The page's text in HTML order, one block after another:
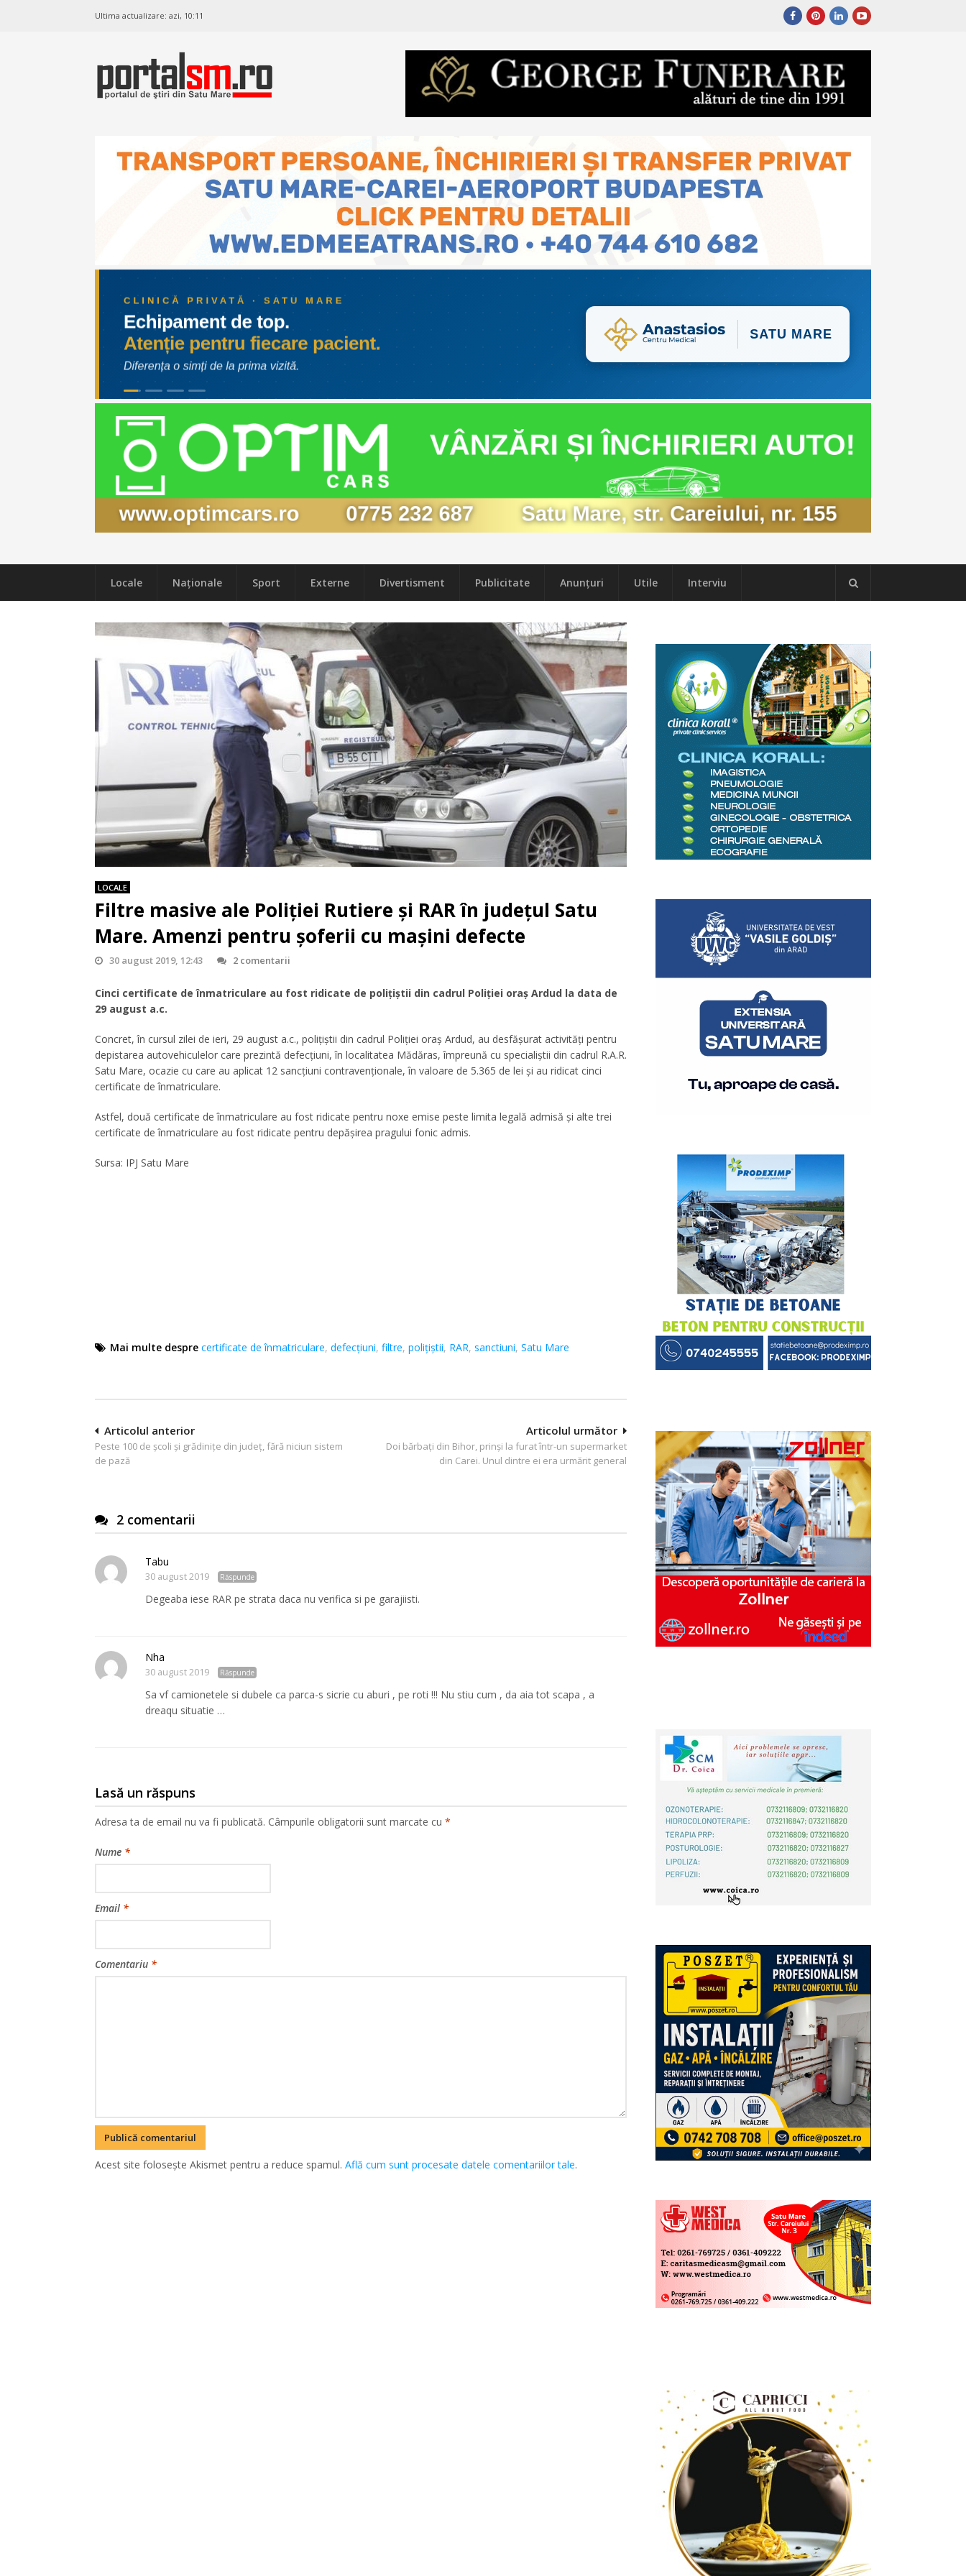
Ultima actualizare: azi, 10:11
Locale Naţionale Sport Externe Divertisment Publicitate Anunțuri Utile Interviu
LOCALE
Filtre masive ale Poliției Rutiere și RAR în județul Satu
Mare. Amenzi pentru șoferii cu mașini defecte
30 august 2019, 12:43 2 comentarii
Cinci certificate de înmatriculare au fost ridicate de polițiștii din cadrul Poliției oraș Ardud la data de
29 august a.c.
Concret, în cursul zilei de ieri, 29 august a.c., polițiștii din cadrul Poliției oraș Ardud, au desfășurat activități pentru
depistarea autovehiculelor care prezintă defecțiuni, în localitatea Mădăras, împreună cu specialiștii din cadrul R.A.R.
Satu Mare, ocazie cu care au aplicat 12 sancțiuni contravenționale, în valoare de 5.365 de lei și au ridicat cinci
certificate de înmatriculare.
Astfel, două certificate de înmatriculare au fost ridicate pentru noxe emise peste limita legală admisă și alte trei
certificate de înmatriculare au fost ridicate pentru depășirea pragului fonic admis.
Sursa: IPJ Satu Mare
Mai multe despre certificate de înmatriculare, defecțiuni, filtre, polițiștii, RAR, sanctiuni, Satu Mare
Navigare
în
Articolul următor
Doi bărbați din Bihor, prinși la furat într-un supermarket
din Carei. Unul dintre ei era urmărit general
Articolul anterior
Peste 100 de școli și grădinițe din județ, fără niciun sistem
de pază
2 comentarii
Tabu
30 august 2019 Răspunde
Degeaba iese RAR pe strata daca nu verifica si pe garajiisti.
Nha
30 august 2019 Răspunde
Sa vf camionetele si dubele ca parca-s sicrie cu aburi , pe roti !!! Nu stiu cum , da aia tot scapa , a
dreaqu situatie …
Lasă un răspuns
Adresa ta de email nu va fi publicată. Câmpurile obligatorii sunt marcate cu *
Nume *
Email *
Comentariu *
Acest site folosește Akismet pentru a reduce spamul. Află cum sunt procesate datele comentariilor tale.